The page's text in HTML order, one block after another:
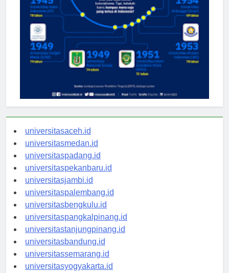
universitasaceh.id
universitasmedan.id
universitaspadang.id
universitaspekanbaru.id
universitasjambi.id
universitaspalembang.id
universitasbengkulu.id
universitaspangkalpinang.id
universitastanjungpinang.id
universitasbandung.id
universitassemarang.id